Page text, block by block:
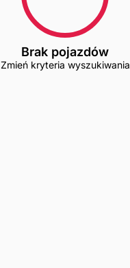
Brak pojazdów
Zmień kryteria wyszukiwania